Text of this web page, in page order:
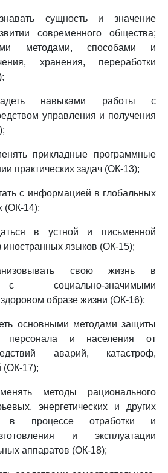
сущность и значение
современного общества;
методами, способами и
хранения, переработки
навыками работы с
управления и получения
прикладные программные
практических задач (ОК-13);
с информацией в глобальных
(ОК-14);
в устной и письменной
языков (ОК-15);
свою жизнь в
социально-значимыми
образе жизни (ОК-16);
основными методами защиты
персонала и населения от
аварий, катастроф,
(ОК-17);
методы рационального
энергетических и других
в процессе отработки и
и эксплуатации
аппаратов (ОК-18);